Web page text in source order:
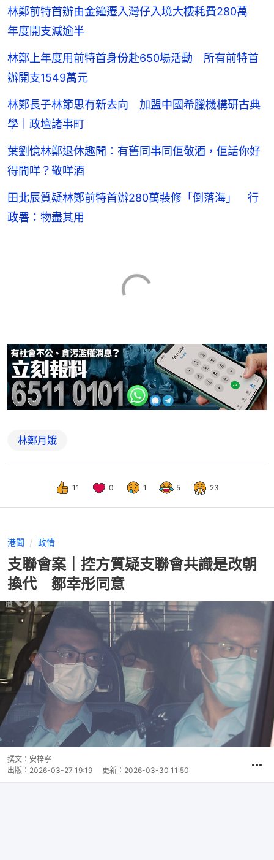
林鄭前特首辦由金鐘遷入灣仔入境大樓耗費280萬
年度開支減逾半
林鄭上年度用前特首身份赴650場活動 所有前特首
辦開支1549萬元
林鄭長子林節思有新去向 加盟中國希臘機構研古典
學｜政壇諸事町
葉劉憶林鄭退休趣聞：有舊同事同佢敬酒，佢話你好
得閒咩？敬咩酒
田北辰質疑林鄭前特首辦280萬裝修「倒落海」 行
政署：物盡其用
林鄭月娥
11 0 1 5 23
港聞 政情
支聯會案｜控方質疑支聯會共識是改朝
換代 鄒幸彤同意
撰文： 安梓寧
出版： 2026-03-27 19:19 更新： 2026-03-30 11:50